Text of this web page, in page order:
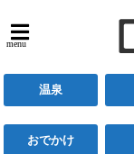
menu
温泉
おでかけ